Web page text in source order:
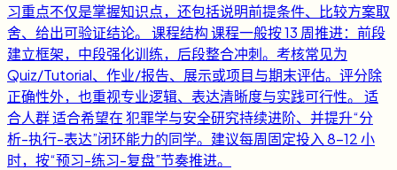
习重点不仅是掌握知识点，还包括说明前提条件、比较方案取
舍、给出可验证结论。 课程结构 课程一般按 13 周推进：前段
建立框架，中段强化训练，后段整合冲刺。考核常见为
Quiz/Tutorial、作业/报告、展示或项目与期末评估。评分除
正确性外，也重视专业逻辑、表达清晰度与实践可行性。 适
合人群 适合希望在 犯罪学与安全研究持续进阶、并提升“分
析-执行-表达”闭环能力的同学。建议每周固定投入 8-12 小
时，按“预习-练习-复盘”节奏推进。